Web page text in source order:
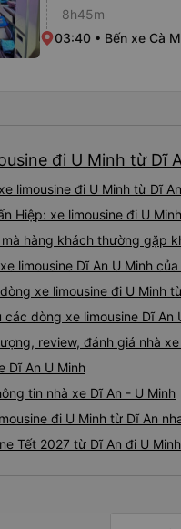
8h45m
03:40 • Bến xe Cà
đi U Minh từ Dĩ
limousine đi U Minh từ Dĩ
Hiệp: xe limousine đi U
hàng khách thường gặp
limousine Dĩ An U Minh
xe limousine đi U Minh
các dòng xe limousine Dĩ An
review, đánh giá nhà
Dĩ An U Minh
tin nhà xe Dĩ An - U Minh
đi U Minh từ Dĩ An
Tết 2027 từ Dĩ An đi U Minh